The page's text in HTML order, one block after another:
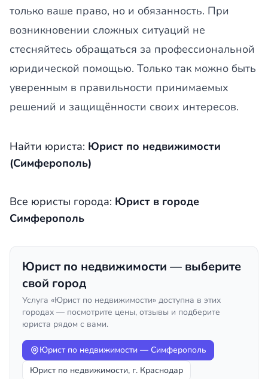
только ваше право, но и обязанность. При
возникновении сложных ситуаций не
стесняйтесь обращаться за профессиональной
юридической помощью. Только так можно быть
уверенным в правильности принимаемых
решений и защищённости своих интересов.
Найти юриста: Юрист по недвижимости
(Симферополь)
Все юристы города: Юрист в городе
Симферополь
Юрист по недвижимости — выберите
свой город
Услуга «Юрист по недвижимости» доступна в этих
городах — посмотрите цены, отзывы и подберите
юриста рядом с вами.
Юрист по недвижимости — Симферополь
Юрист по недвижимости, г. Краснодар